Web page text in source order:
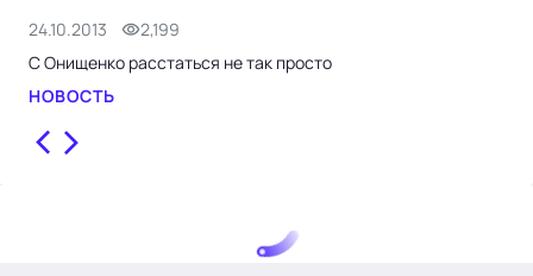
24.10.2013
2,199
С Онищенко расстаться не так просто
НОВОСТЬ